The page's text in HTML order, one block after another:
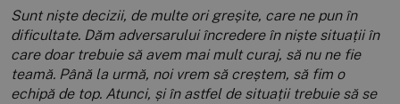
Sunt niște decizii, de multe ori greșite, care ne pun în
dificultate. Dăm adversarului încredere în niște situații în
care doar trebuie să avem mai mult curaj, să nu ne fie
teamă. Până la urmă, noi vrem să creștem, să fim o
echipă de top. Atunci, și în astfel de situații trebuie să se